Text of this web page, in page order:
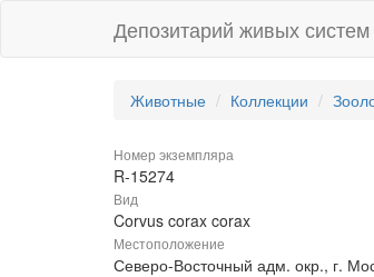
Депозитарий живых систем
Животные Коллекции
Номер экземпляра
R-15274
Вид
Corvus corax corax
Местоположение
Северо-Восточный адм. окр., г.